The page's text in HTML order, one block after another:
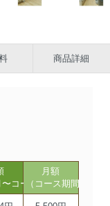
商品詳細
〜コース期間まで）
月額
（コース期間以降）